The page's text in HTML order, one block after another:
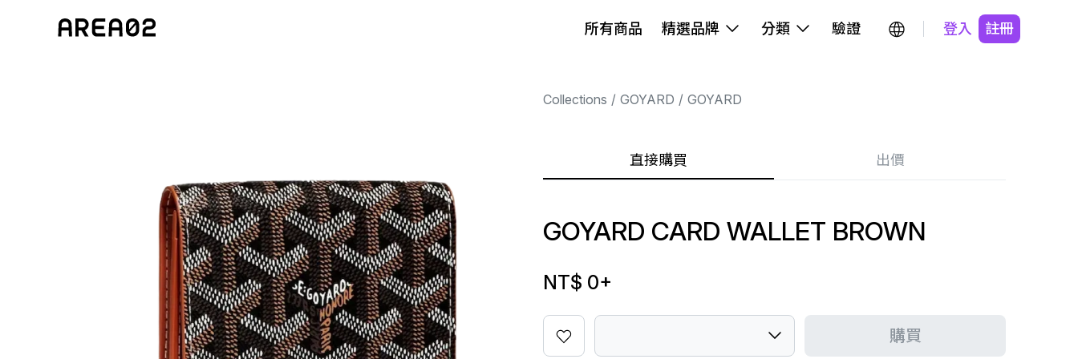
所有商品 精選品牌 分類 驗證 登入 註冊
Collections GOYARD GOYARD
直接購買 出價
GOYARD CARD WALLET BROWN
NT$ 0+
購買